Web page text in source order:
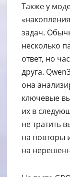
Также у
задач.
несколько
ответ, но
друга.
она
ключевые
их в
не тратить
на повторы
на